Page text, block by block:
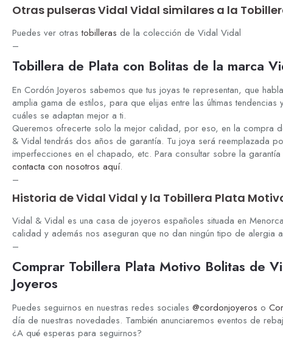
Otras pulseras Vidal Vidal similares a la
Puedes ver otrastobilleras de la colección de Vidal Vidal
–
Tobillera de Plata con Bolitas de la marca
En Cordón Joyeros sabemos que tus joyas te representan, que
amplia gama de estilos, para que elijas entre las últimas
cuáles se adaptan mejor a ti.
Queremos ofrecerte solo la mejor calidad, por eso, en la compra
& Vidal tendrás dos años de garantía. Tu joya será reemplazada
imperfecciones en el chapado, etc. Para consultar sobre la
contacta con nosotros aquí.
–
Historia de Vidal Vidal y la Tobillera Plata
Vidal & Vidal es una casa de joyeros españoles situada en
calidad y además nos aseguran que no dan ningún tipo de alergia
–
Comprar Tobillera Plata Motivo Bolitas de
Joyeros
Puedes seguirnos en nuestras redes sociales @cordonjoyeros o
día de nuestras novedades. También anunciaremos eventos de
¿A qué esperas para seguirnos?